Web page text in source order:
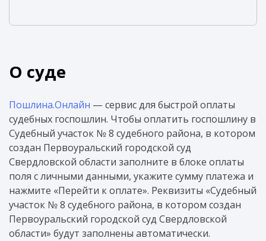
О суде
Пошлина.Онлайн — сервис для быстрой оплаты
судебных госпошлин. Чтобы оплатить госпошлину в
Судебный участок № 8 судебного района, в котором
создан Первоуральский городской суд
Свердловской области заполните в блоке оплаты
поля с личными данными, укажите сумму платежа и
нажмите «Перейти к оплате». Реквизиты «Судебный
участок № 8 судебного района, в котором создан
Первоуральский городской суд Свердловской
области» будут заполнены автоматически.